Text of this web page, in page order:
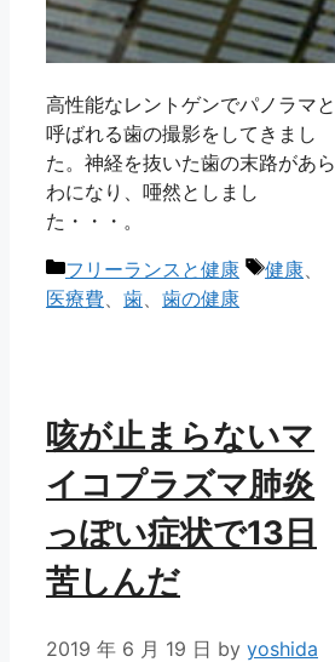
高性能なレントゲンでパノラマと
呼ばれる歯の撮影をしてきまし
た。神経を抜いた歯の末路があら
わになり、唖然としまし
た・・・。
カ
テ
フリーランスと健康
タ
健康
医療費
歯 歯の健康
咳が止まらないマ
イコプラズマ肺炎
っぽい症状で13日
苦しんだ
2019 年 6 月 19 日 by yoshida